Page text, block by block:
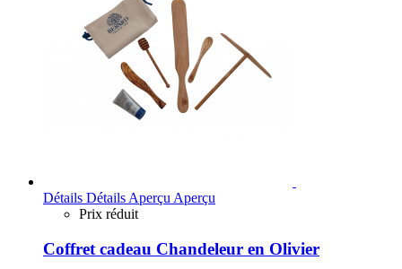
Détails Détails Aperçu Aperçu
Prix réduit
Coffret cadeau Chandeleur en Olivier